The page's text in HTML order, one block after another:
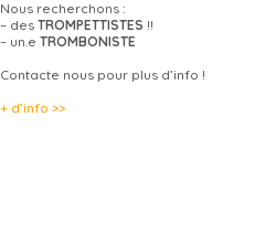
Nous recherchons :
– des TROMPETTISTES !!
– un.e TROMBONISTE
Contacte nous pour plus d’info !
+ d’info >>